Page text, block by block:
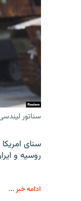
سناتور
روسیه و
ادامه خبر ...